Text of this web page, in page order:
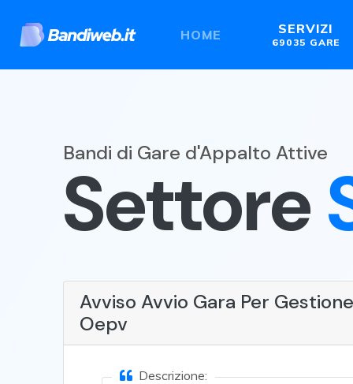
HOME SERVIZI
69035 GARE
Bandi di Gare d'Appalto Attive
Settore
Avviso Avvio Gara Per
Oepv
Descrizione: